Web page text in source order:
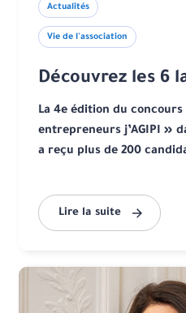
Actualités
Vie de l'association
Découvrez les 6
La 4e édition du
entrepreneurs j’AGIPI »
a reçu plus de 200
Lire la suite